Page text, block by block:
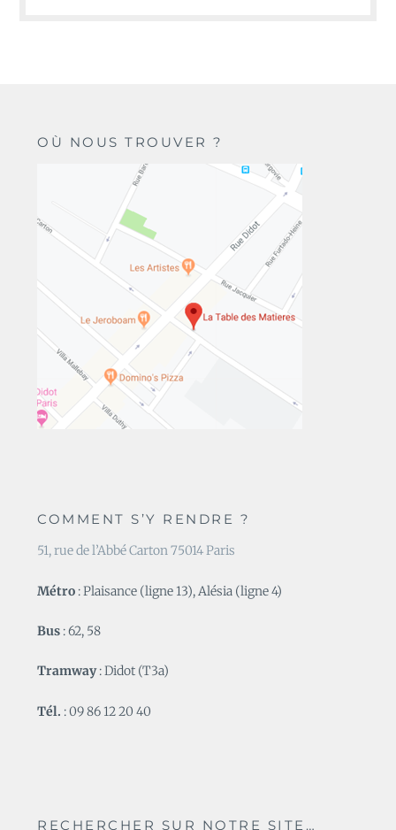
OÙ NOUS TROUVER ?
COMMENT S’Y RENDRE ?
51, rue de l’Abbé Carton 75014 Paris
Métro : Plaisance (ligne 13), Alésia (ligne 4)
Bus : 62, 58
Tramway: Didot (T3a)
Tél. : 09 86 12 20 40
RECHERCHER SUR NOTRE SITE…